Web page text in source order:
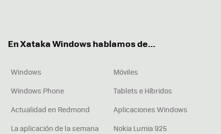
En Xataka Windows hablamos de...
Windows
Móviles
Windows Phone
Tablets e Híbridos
Actualidad en Redmond
Aplicaciones Windows
La aplicación de la semana
Nokia Lumia 925